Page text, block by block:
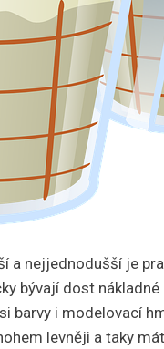
a nejjednodušší je
bývají dost
barvy i modelovací
levněji a taky